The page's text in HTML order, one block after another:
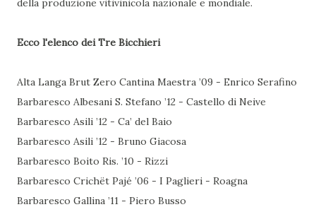
della produzione vitivinicola nazionale e mondiale.
Ecco l'elenco dei Tre Bicchieri
Alta Langa Brut Zero Cantina Maestra ’09 - Enrico Serafino
Barbaresco Albesani S. Stefano ’12 - Castello di Neive
Barbaresco Asili ’12 - Ca’ del Baio
Barbaresco Asili ’12 - Bruno Giacosa
Barbaresco Boito Ris. ’10 - Rizzi
Barbaresco Crichët Pajé ’06 - I Paglieri - Roagna
Barbaresco Gallina ’11 - Piero Busso